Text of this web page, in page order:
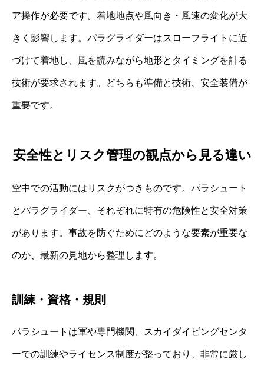
ア操作が必要です。着地地点や風向き・風速の変化が大
きく影響します。パラグライダーはスローフライトに近
づけて着地し、風を読みながら地形とタイミングを計る
技術が要求されます。どちらも準備と技術、安全装備が
重要です。
安全性とリスク管理の観点から見る違い
空中での活動にはリスクがつきものです。パラシュート
とパラグライダー、それぞれに特有の危険性と安全対策
があります。事故を防ぐためにどのような要素が重要な
のか、最新の見地から整理します。
訓練・資格・規則
パラシュートは軍や専門機関、スカイダイビングセンタ
ーでの訓練やライセンス制度が整っており、非常に厳し